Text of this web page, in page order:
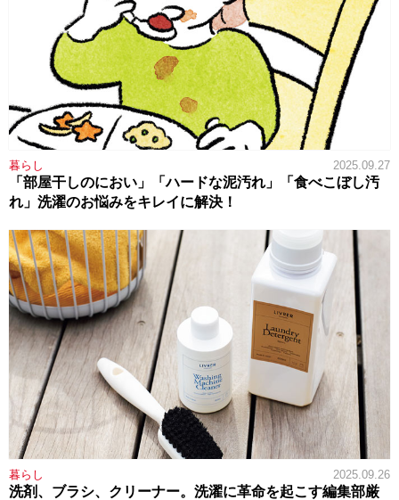
暮らし 2025.09.27
「部屋干しのにおい」「ハードな泥汚れ」「食べこぼし汚
れ」洗濯のお悩みをキレイに解決！
暮らし 2025.09.26
洗剤、ブラシ、クリーナー。洗濯に革命を起こす編集部厳